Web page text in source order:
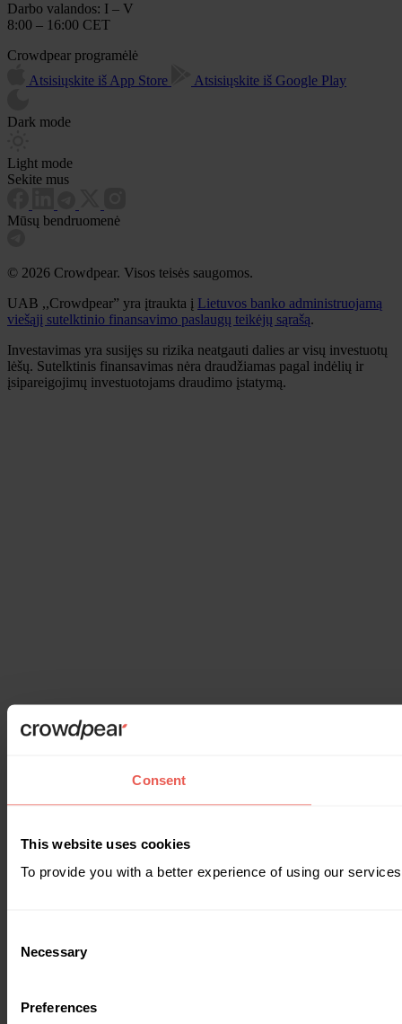
Consent
This website uses cookies
To provide you with a better experience of using our
Selection
Necessary
Preferences
Darbo valandos: I – V
8:00 – 16:00 CET
Crowdpear programėlė
Atsisiųskite iš App Store
Atsisiųskite iš Google Play
Dark mode
Light mode
Sekite mus
Mūsų bendruomenė
© 2026 Crowdpear. Visos teisės saugomos.
UAB ,,Crowdpear” yra įtraukta į Lietuvos banko administruojamą
viešąjį sutelktinio finansavimo paslaugų teikėjų sąrašą.
Investavimas yra susijęs su rizika neatgauti dalies ar visų investuotų
lėšų. Sutelktinis finansavimas nėra draudžiamas pagal indėlių ir
įsipareigojimų investuotojams draudimo įstatymą.